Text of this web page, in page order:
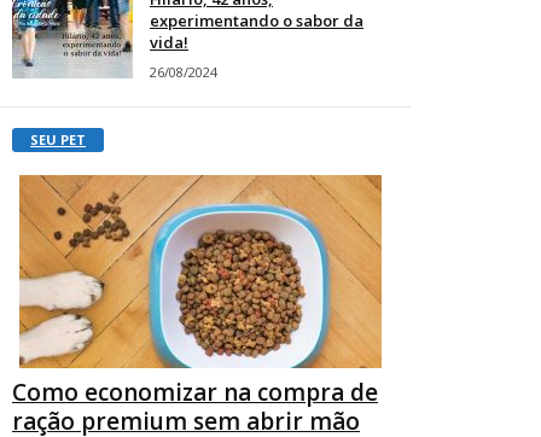
experimentando o sabor da
vida!
26/08/2024
SEU PET
Como economizar na compra de
ração premium sem abrir mão